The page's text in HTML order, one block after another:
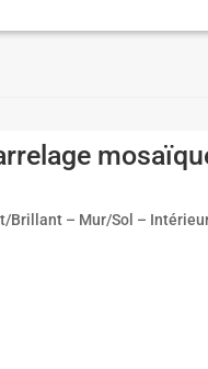
Brillant – Mur/Sol –